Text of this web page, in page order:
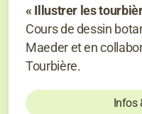
« Illustrer les
Cours de dessin
Maeder et en
Tourbière.
Infos